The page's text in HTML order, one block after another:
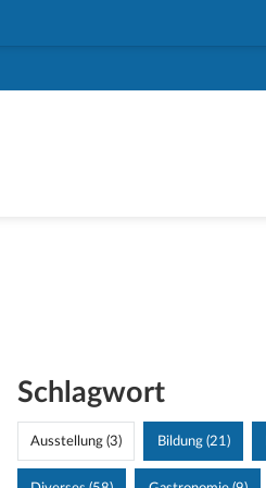
Schlagwort
Ausstellung (3) Bildung (21)